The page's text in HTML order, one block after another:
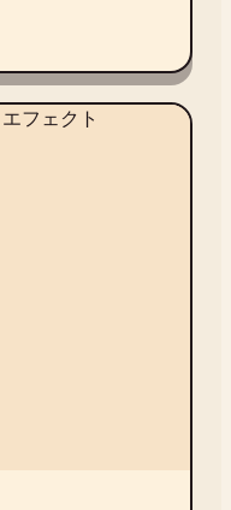
うメッセージを伝え